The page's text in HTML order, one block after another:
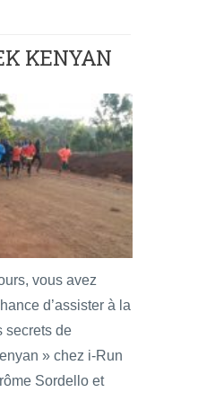
KENYAN
vous avez
d’assister à la
secrets de
» chez i-Run
Sordello et